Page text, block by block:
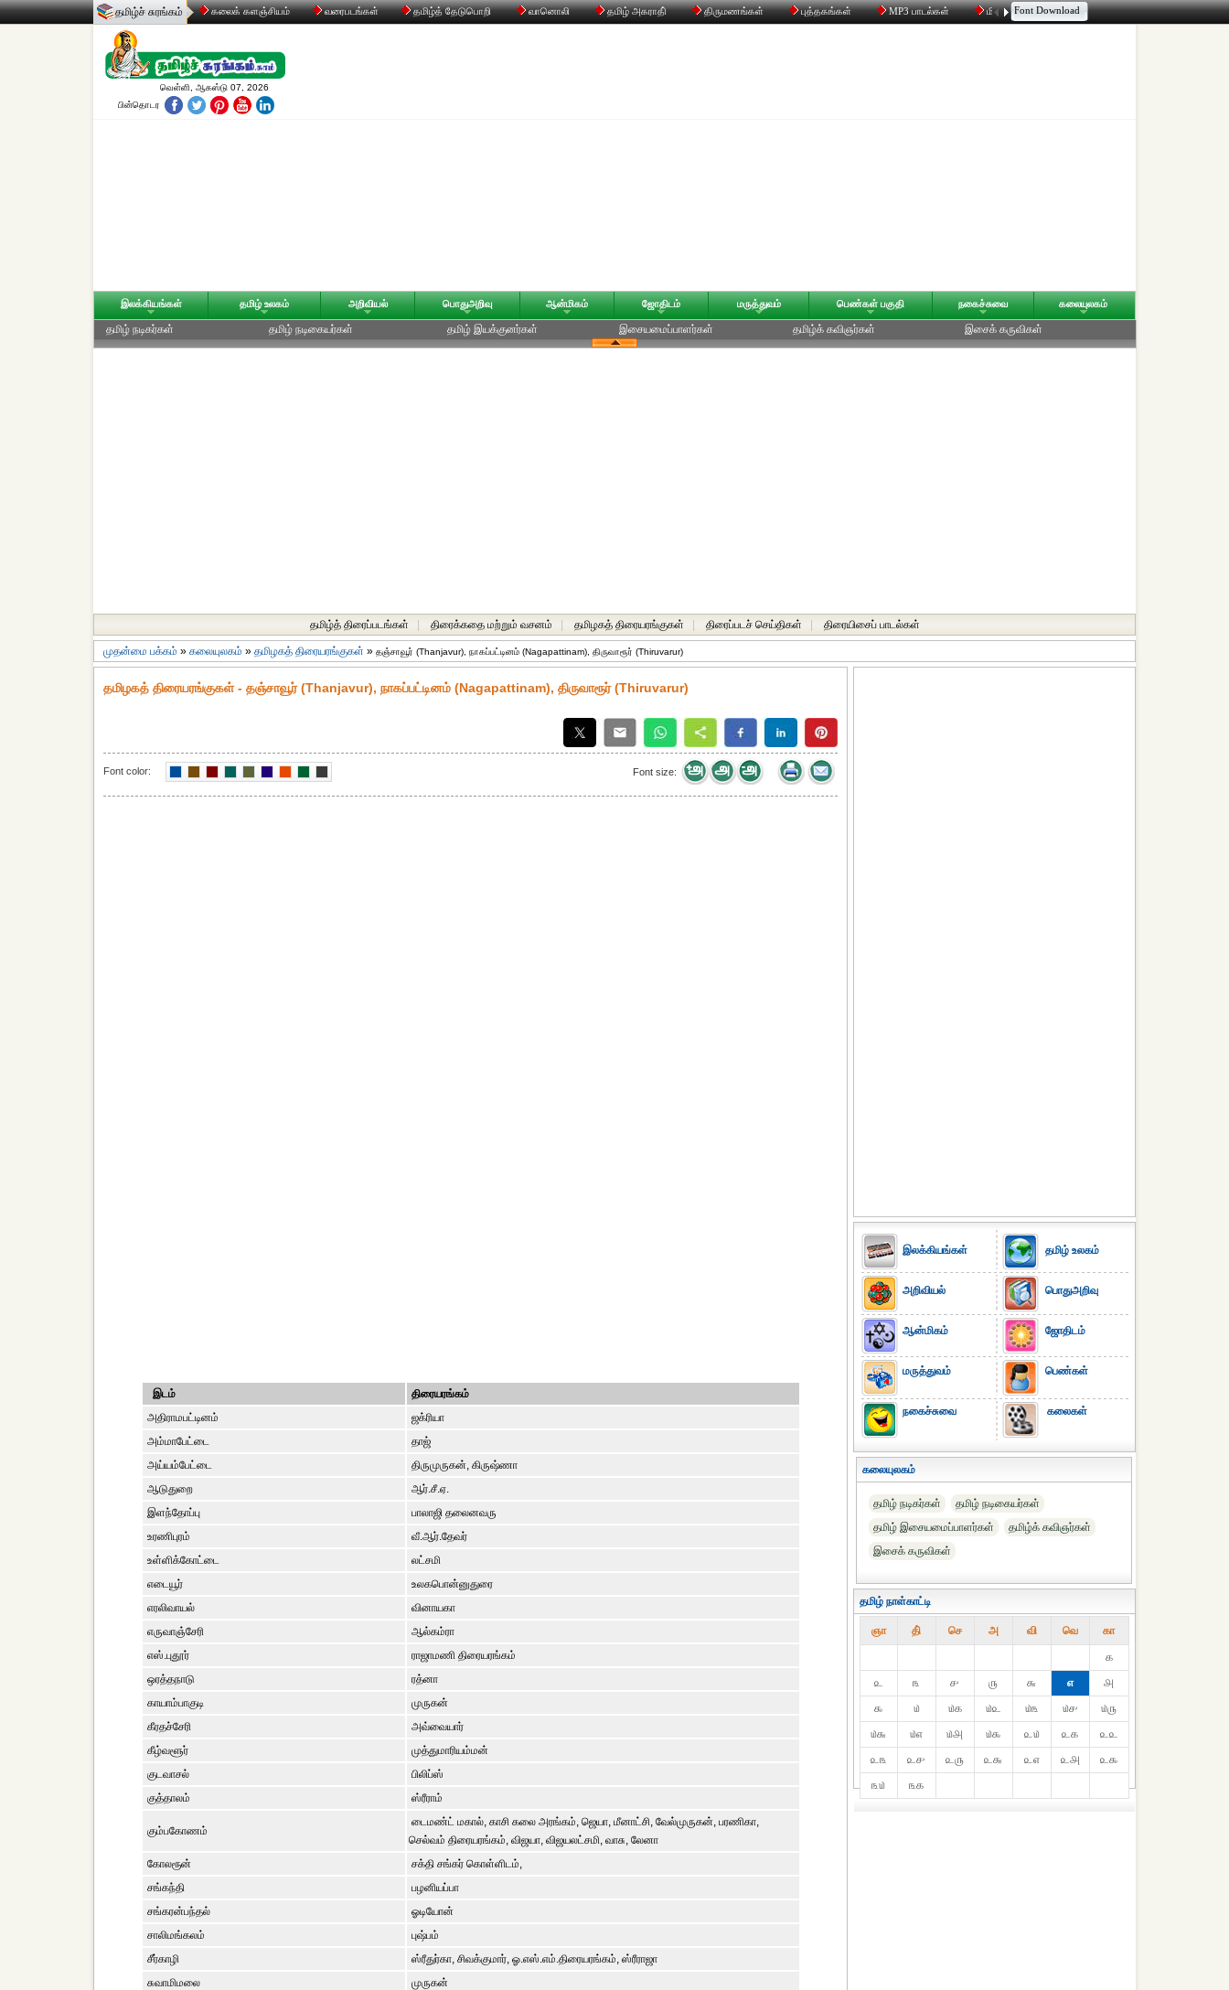
தமிழ்ச் சுரங்கம் கலைக் களஞ்சியம் வரைபடங்கள் தமிழ்த் தேடுபொறி வானொலி தமிழ் அகராதி் திருமணங்கள் புத்தகங்கள் MP3 பாடல்கள் மின்னஞ்சல் திரட்டி உரையாடல்
Font Download
வெள்ளி, ஆகஸ்டு 07, 2026
பின்தொடர
இலக்கியங்கள் தமிழ் உலகம் அறிவியல் பொதுஅறிவு ஆன்மிகம் ஜோதிடம் மருத்துவம் பெண்கள் பகுதி நகைச்சுவை கலையுலகம்
தமிழ் நடிகர்கள் தமிழ் நடிகையர்கள் தமிழ் இயக்குனர்கள் இசையமைப்பாளர்கள் தமிழ்க் கவிஞர்கள் இசைக் கருவிகள்
தமிழ்த் திரைப்படங்கள் திரைக்கதை மற்றும் வசனம் தமிழகத் திரையரங்குகள் திரைப்படச் செய்திகள் திரையிசைப் பாடல்கள்
முதன்மை பக்கம் » கலையுலகம் » தமிழகத் திரையரங்குகள் » தஞ்சாவூர் (Thanjavur), நாகப்பட்டினம் (Nagapattinam), திருவாரூர் (Thiruvarur)
தமிழகத் திரையரங்குகள் - தஞ்சாவூர் (Thanjavur), நாகப்பட்டினம் (Nagapattinam), திருவாரூர் (Thiruvarur)
Font color: Font size:
இடம்
திரையரங்கம்
அதிராமபட்டினம்
ஜக்ரியா
அம்மாபேட்டை
தாஜ்
அய்யம்பேட்டை
திருமுருகன், கிருஷ்ணா
ஆடுதுறை
ஆர்.சீ.ஏ.
இளந்தோப்பு
பாலாஜி தலைனவரு
உரணிபுரம்
வீ.ஆர்.தேவர்
உள்ளிக்கோட்டை
லட்சமி
எடையூர்
உலகபொன்னுதுரை
எரலிவாயல்
வினாயகா
எருவாஞ்சேரி
ஆல்கம்ரா
எஸ்.புதூர்
ராஜாமணி திரையரங்கம்
ஒரத்தநாடு
ரத்னா
காயாம்பாகுடி
முருகன்
கீரதச்சேரி
அவ்வையார்
கீழ்வளூர்
முத்துமாரியம்மன்
குடவாசல்
பிலிப்ஸ்
குத்தாலம்
ஸ்ரீராம்
கும்பகோணம்
டைமண்ட் மகால், காசி கலை அரங்கம், ஜெயா, மீனாட்சி, வேல்முருகன், பரணிகா,
செல்வம் திரையரங்கம், விஜயா, விஜயலட்சமி, வாசு, லேனா
கோலரூன்
சக்தி சங்கர் கொள்ளிடம்,
சங்கந்தி
பழனியப்பா
சங்கரன்பந்தல்
ஓடியோன்
சாலிமங்கலம்
புஷ்பம்
சீர்காழி
ஸ்ரீதுர்கா, சிவக்குமார், ஓ.எஸ்.எம்.திரையரங்கம், ஸ்ரீராஜா
சுவாமிமலை
முருகன்
இலக்கியங்கள்
அறிவியல்
ஆன்மிகம்
மருத்துவம்
நகைச்சுவை
தமிழ் உலகம்
பொதுஅறிவு
ஜோதிடம்
பெண்கள்
கலைகள்
கலையுலகம்
தமிழ் நடிகர்கள்
தமிழ் நடிகையர்கள்
தமிழ் இசையமைப்பாளர்கள்
தமிழ்க் கவிஞர்கள்
இசைக் கருவிகள்
தமிழ் நாள்காட்டி
ஞா தி் செ அ வி வெ கா
௧
௨
௩ ௪ ௫ ௬ ௭
௮
௯
௰ ௰௧ ௰௨ ௰௩ ௰௪
௰௫
௰௬
௰௭ ௰௮ ௰௯ ௨௰ ௨௧
௨௨
௨௩
௨௪ ௨௫ ௨௬ ௨௭ ௨௮
௨௯
௩௰
௩௧